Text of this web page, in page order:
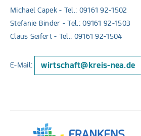
Michael Capek - Tel.: 09161 92-1502
Stefanie Binder - Tel.: 09161 92-1503
Claus Seifert - Tel.: 09161 92-1504
E-Mail: wirtschaft@kreis-nea.de